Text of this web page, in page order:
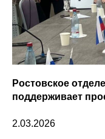
Ростовское
поддерживает
2.03.2026